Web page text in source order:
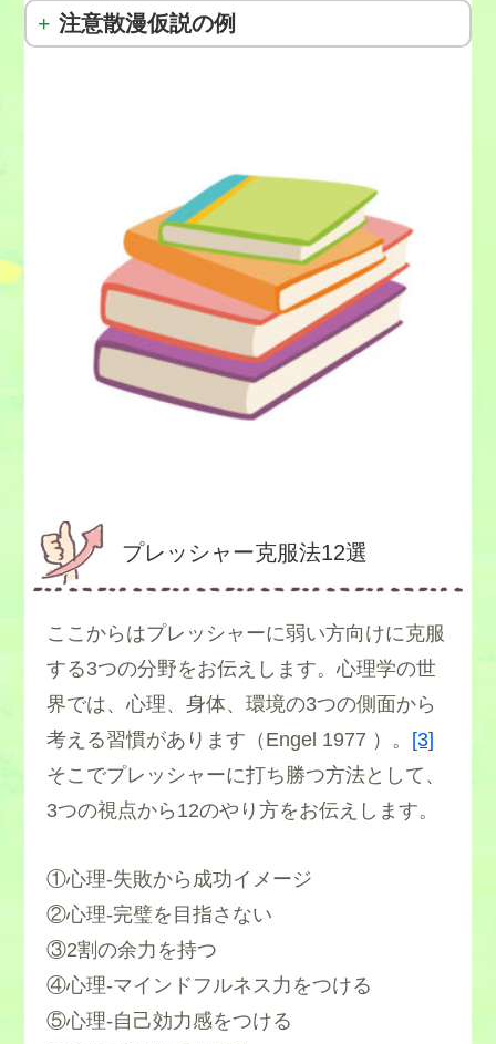
注意散漫仮説の例
プレッシャー克服法12選
ここからはプレッシャーに弱い方向けに克服
する3つの分野をお伝えします。心理学の世
界では、心理、身体、環境の3つの側面から
考える習慣があります（Engel 1977 ）。 [3]
そこでプレッシャーに打ち勝つ方法として、
3つの視点から12のやり方をお伝えします。
①心理-失敗から成功イメージ
②心理-完璧を目指さない
③2割の余力を持つ
④心理-マインドフルネス力をつける
⑤心理-自己効力感をつける